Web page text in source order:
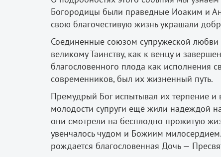
Богородицы были праведные Иоаким и
свою благочестивую жизнь украшали
Соединённые союзом супружеской любви
великому Таинству, как к венцу и
благословенного плода как исполнения
современников, был их жизненный путь.
Премудрый Бог испытывал их терпение и
молодости супруги ещё жили надеждой
они смотрели на бесплодно прожитую
увенчалось чудом и Божиим
рождается благословенная Дочь —